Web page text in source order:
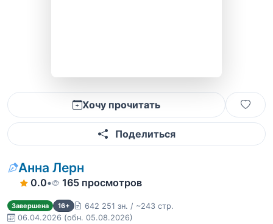
Хочу прочитать
Поделиться
Анна Лерн
0.0• 165 просмотров
Завершена 16+
642 251 зн. / ~243 стр.
06.04.2026 (обн. 05.08.2026)